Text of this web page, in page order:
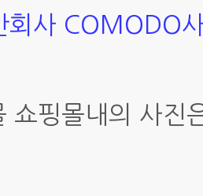
회사 COMODO
쇼핑몰내의 사진